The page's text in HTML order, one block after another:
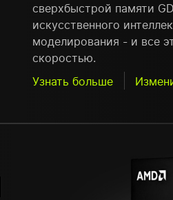
сверхбыстрой памяти
искусственного
моделирования - и все
скоростью.
Узнать больше